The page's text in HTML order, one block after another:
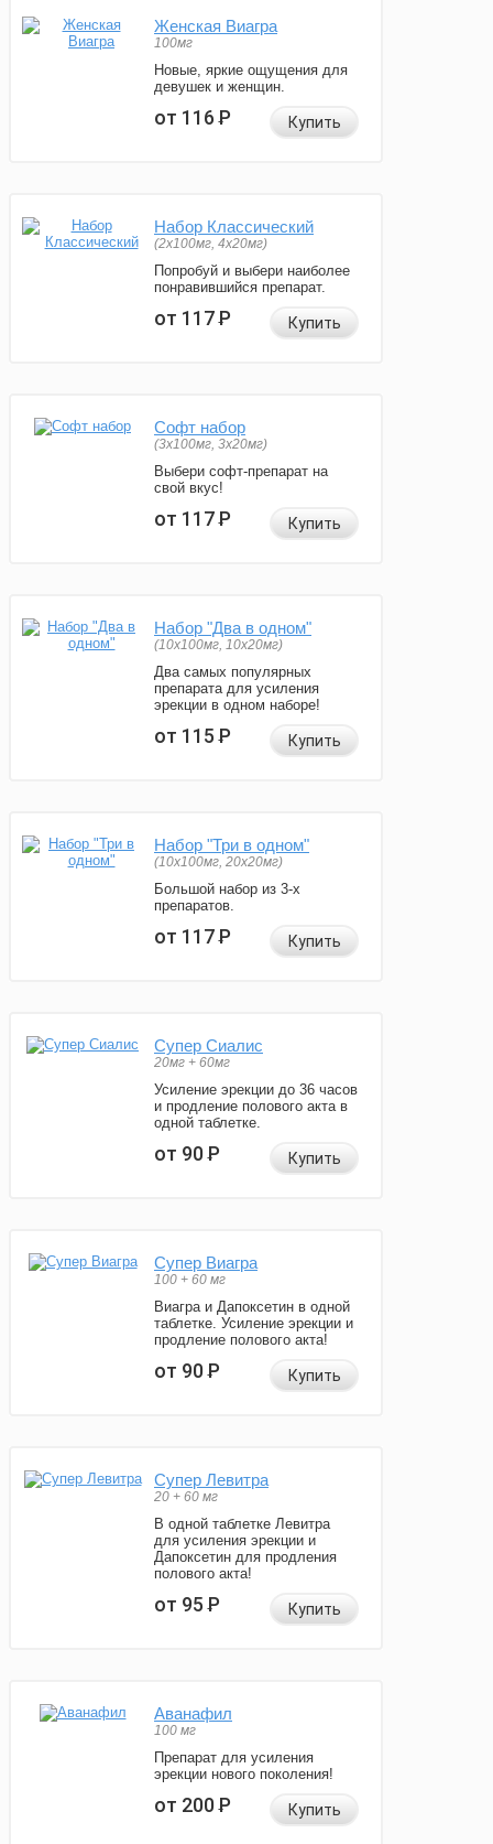
Женская Виагра
100мг
Новые, яркие ощущения для
девушек и женщин.
от 116Р Купить
Набор Классический
(2x100мг, 4x20мг)
Попробуй и выбери наиболее
понравившийся препарат.
от 117Р Купить
Софт набор
(3x100мг, 3x20мг)
Выбери софт-препарат на
свой вкус!
от 117Р Купить
Набор "Два в одном"
(10x100мг, 10x20мг)
Два самых популярных
препарата для усиления
эрекции в одном наборе!
от 115Р Купить
Набор "Три в одном"
(10x100мг, 20x20мг)
Большой набор из 3-х
препаратов.
от 117Р Купить
Супер Сиалис
20мг + 60мг
Усиление эрекции до 36 часов
и продление полового акта в
одной таблетке.
от 90Р Купить
Супер Виагра
100 + 60 мг
Виагра и Дапоксетин в одной
таблетке. Усиление эрекции и
продление полового акта!
от 90Р Купить
Супер Левитра
20 + 60 мг
В одной таблетке Левитра
для усиления эрекции и
Дапоксетин для продления
полового акта!
от 95Р Купить
Аванафил
100 мг
Препарат для усиления
эрекции нового поколения!
от 200Р Купить